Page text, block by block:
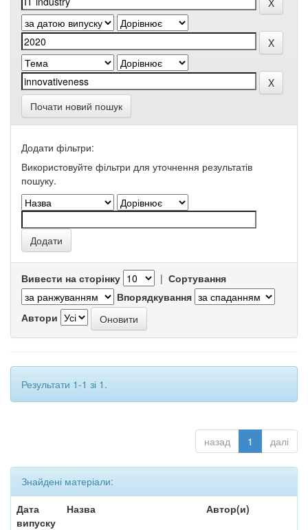
Почати новий пошук
Додати фільтри:
Використовуйте фільтри для уточнення результатів
пошуку.
Вивести на сторінку | Сортування
Впорядкування
Автори
Результати 1-1 зі 1.
назад 1 далі
Знайдені матеріали:
Дата
випуску
Назва Автор(и)